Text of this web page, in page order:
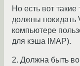
Но есть вот
должны покидать
компьютере
для кэша IMAP).
2. Должна быть